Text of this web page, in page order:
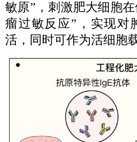
敏原”，刺激肥大细胞
瘤过敏反应”，实现对
活，同时可作为活细胞